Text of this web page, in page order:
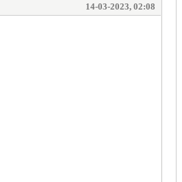
14-03-2023, 02:08